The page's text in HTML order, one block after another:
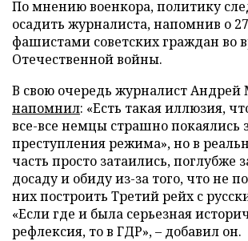
По мнению военкора, политику
осадить журналиста, напомнив о
фашистами советских граждан во
Отечественной войны.
В свою очередь журналист Андрей
напомнил: «Есть такая иллюзия,
все-все немцы страшно покаялись
преступления режима», но в
часть просто затаились, поглубже
досаду и обиду из-за того, что не
них построить Третий рейх с
«Если где и была серьезная
рефлексия, то в ГДР», – добавил он.